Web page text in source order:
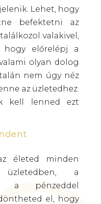
Lehet, hogy
befektetni az
valakivel,
hogy előrelépj a
olyan dolog
nem úgy néz
az üzletedhez.
kell lenned ezt
életed minden
üzletedben, a
a pénzeddel
el, hogy